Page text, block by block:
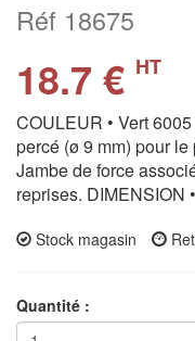
Réf 18675
18.7 € HT
COULEUR • Vert
percé (ø 9 mm) pour
Jambe de force
reprises. DIMENSION
Stock magasin
Quantité :